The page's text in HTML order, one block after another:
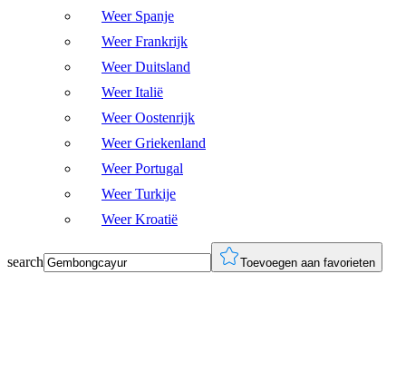
Weer Spanje
Weer Frankrijk
Weer Duitsland
Weer Italië
Weer Oostenrijk
Weer Griekenland
Weer Portugal
Weer Turkije
Weer Kroatië
search Toevoegen aan favorieten